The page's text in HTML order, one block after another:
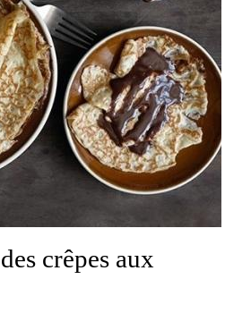
crêpes aux